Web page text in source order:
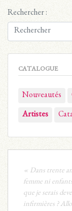
Rechercher :
CATALOGUE
Nouveautés
Artistes
« Dans trente
femme ni
que je serais
infirmières ?